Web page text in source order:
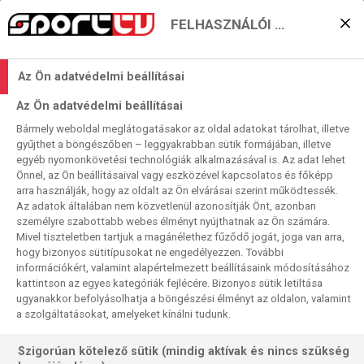
IMPRESSZUM
Impresszum
Operator of TV broadcasting:
AMC Global Media Central Europe s.r.o.
ID No. 27112501
Registered seat/Correspondence address:
Rybná 682/14, Staré Město, 110 00 Prague 1, Czech
Republic
Phone no.: +420 734 750 130
Website:sport1tv.hu
E-mail: info-ce@amcglobalmedia.com
FELHASZNÁLÓI BEÁLLÍTÁSOK
Az Ön adatvédelmi beállításai
Az Ön adatvédelmi beállításai
Bármely weboldal meglátogatásakor az oldal adatokat tárolhat, illetve
gyűjthet a böngészőben – leggyakrabban sütik formájában, illetve
egyéb nyomonkövetési technológiák alkalmazásával is. Az adat lehet
Önnel, az Ön beállításaival vagy eszközével kapcsolatos és főképp
arra használják, hogy az oldalt az Ön elvárásai szerint működtessék.
Az adatok általában nem közvetlenül azonosítják Önt, azonban
személyre szabottabb webes élményt nyújthatnak az Ön számára.
Mivel tiszteletben tartjuk a magánélethez fűződő jogát, joga van arra,
hogy bizonyos sütitípusokat ne engedélyezzen. További
információkért, valamint alapértelmezett beállításaink módosításához
kattintson az egyes kategóriák fejlécére. Bizonyos sütik letiltása
ugyanakkor befolyásolhatja a böngészési élményt az oldalon, valamint
a szolgáltatásokat, amelyeket kínálni tudunk.
Szigorúan kötelező sütik (mindig aktívak és nincs szükség